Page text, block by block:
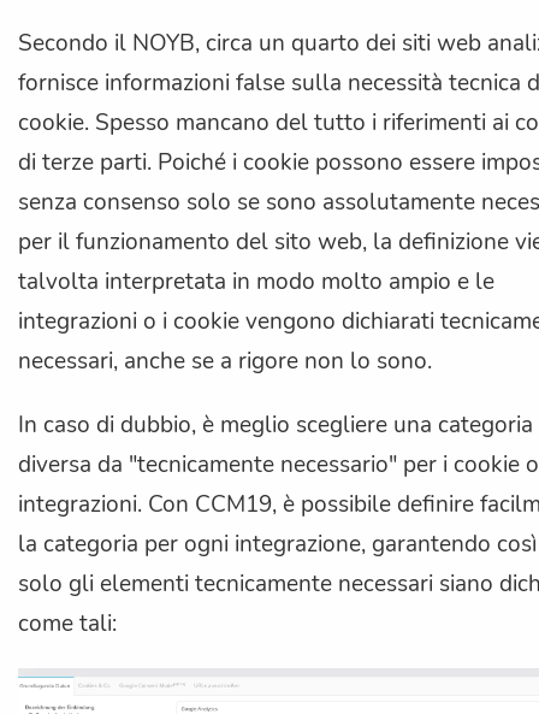
Secondo il NOYB, circa un quarto dei siti web
fornisce informazioni false sulla necessità tecnica
cookie. Spesso mancano del tutto i riferimenti ai
di terze parti. Poiché i cookie possono essere
senza consenso solo se sono assolutamente
per il funzionamento del sito web, la definizione
talvolta interpretata in modo molto ampio e le
integrazioni o i cookie vengono dichiarati
necessari, anche se a rigore non lo sono.
In caso di dubbio, è meglio scegliere una categoria
diversa da "tecnicamente necessario" per i cookie
integrazioni. Con CCM19, è possibile definire
la categoria per ogni integrazione, garantendo
solo gli elementi tecnicamente necessari siano
come tali: